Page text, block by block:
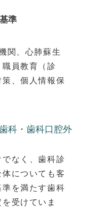
準
関、心肺蘇生
員教育（診
、個人情報保
科・歯科口腔外
なく、歯科診
についても客
を満たす歯科
受けていま